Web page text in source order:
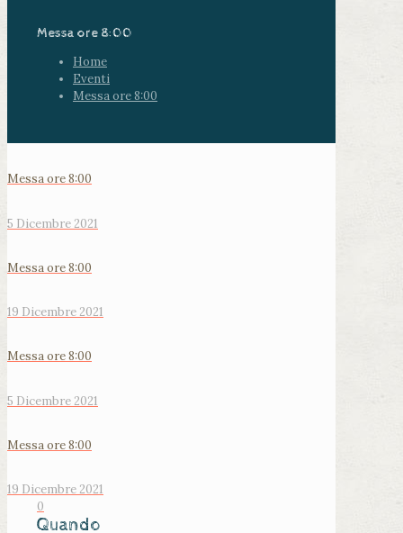
Messa ore 8:00
Home
Eventi
Messa ore 8:00
Messa ore 8:00
5 Dicembre 2021
Messa ore 8:00
19 Dicembre 2021
Messa ore 8:00
5 Dicembre 2021
Messa ore 8:00
19 Dicembre 2021
0
Quando